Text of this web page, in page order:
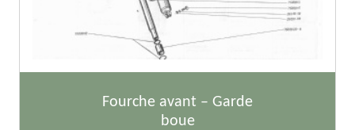
Fourche avant – Garde
boue